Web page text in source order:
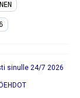
sinulle 24/7 2026